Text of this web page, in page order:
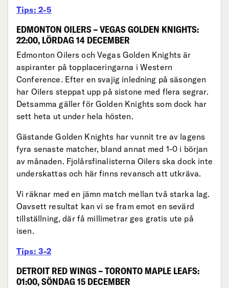
Tips: 2-5
EDMONTON OILERS – VEGAS GOLDEN KNIGHTS:
22:00, LÖRDAG 14 DECEMBER
Edmonton Oilers och Vegas Golden Knights är
aspiranter på topplaceringarna i Western
Conference. Efter en svajig inledning på säsongen
har Oilers steppat upp på sistone med flera segrar.
Detsamma gäller för Golden Knights som dock har
sett heta ut under hela hösten.
Gästande Golden Knights har vunnit tre av lagens
fyra senaste matcher, bland annat med 1-0 i början
av månaden. Fjolårsfinalisterna Oilers ska dock inte
underskattas och här finns revansch att utkräva.
Vi räknar med en jämn match mellan två starka lag.
Oavsett resultat kan vi se fram emot en sevärd
tillställning, där få millimetrar ges gratis ute på
isen.
Tips: 3-2
DETROIT RED WINGS – TORONTO MAPLE LEAFS:
01:00, SÖNDAG 15 DECEMBER